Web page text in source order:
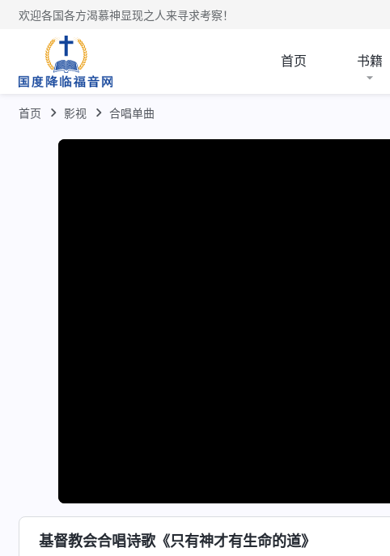
欢迎各国各方渴慕神显现之人来寻求考察！
首页 书籍
首页 影视 合唱单曲
基督教会合唱诗歌《只有神才有生命的道》